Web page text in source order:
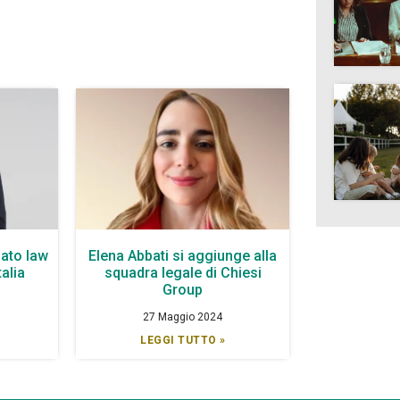
law
Elena Abbati si aggiunge alla
squadra legale di Chiesi
Group
27 Maggio 2024
LEGGI TUTTO »